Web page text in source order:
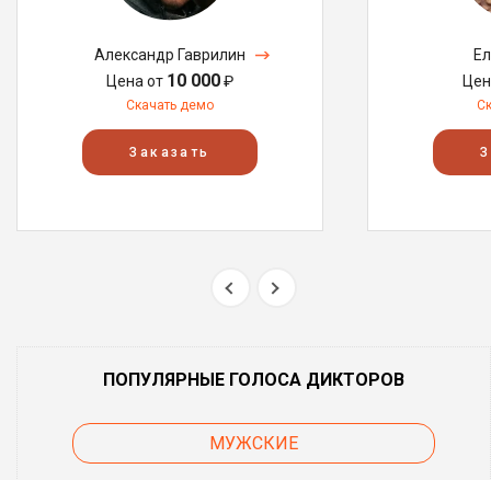
Александр Гаврилин
Цена от 10 000₽
Скачать демо
Заказать
ПОПУЛЯРНЫЕ ГОЛОСА ДИКТОРОВ
МУЖСКИЕ